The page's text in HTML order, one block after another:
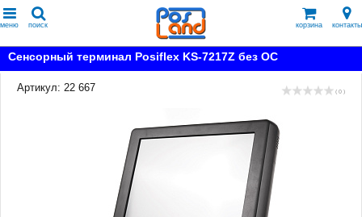
меню поиск корзина контакты
Сенсорный терминал Posiflex KS-7217Z без ОС
Артикул: 22 667 ( 0 )